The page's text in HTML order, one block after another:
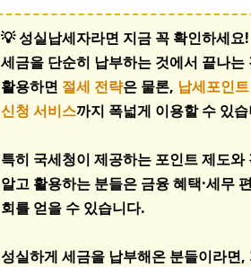
💡 성실납세자라면 지금 꼭 확인하세요!
세금을 단순히 납부하는 것에서 끝나
활용하면 절세 전략은 물론, 납세포인
신청 서비스까지 폭넓게 이용할 수 있
특히 국세청이 제공하는 포인트 제도
알고 활용하는 분들은 금융 혜택·세무
회를 얻을 수 있습니다.
성실하게 세금을 납부해온 분들이라면